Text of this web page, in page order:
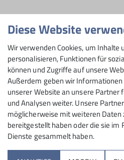
Eiskalt war es, als wir die
aufwärmten. Keiner zog die
erfahrenen Stützpunktler
übernahmen das
Jährigen. Nach und nach
Halle. Der Wettbewerb
Bedingungen. Klein, aber fein
gesamte Veranstaltung war
die Boulder waren wieder
anspruchsvoll und
Diese Website
Wir verwenden Cookies, um Inhalte
personalisieren, Funktionen für
können und Zugriffe auf unsere
Außerdem geben wir
unserer Website an unsere Partner
und Analysen weiter. Unsere
möglicherweise mit weiteren Daten
bereitgestellt haben oder die sie im
Dienste gesammelt haben.